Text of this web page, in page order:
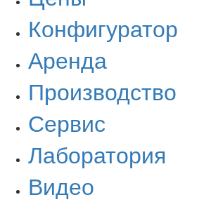
Конфигуратор
Аренда
Производство
Сервис
Лаборатория
Видео